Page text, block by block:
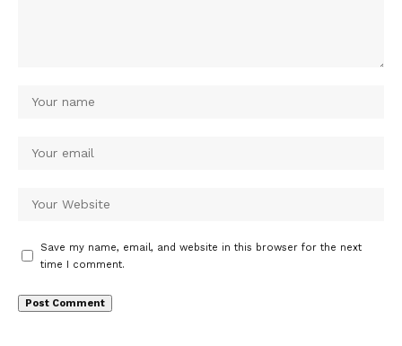
Save my name, email, and website in this browser for the next
time I comment.